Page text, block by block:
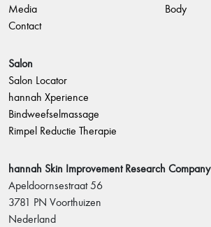
Media
Contact
Body
Salon
Salon Locator
hannah Xperience
Bindweefselmassage
Rimpel Reductie Therapie
hannah Skin Improvement Research Company
Apeldoornsestraat 56
3781 PN Voorthuizen
Nederland